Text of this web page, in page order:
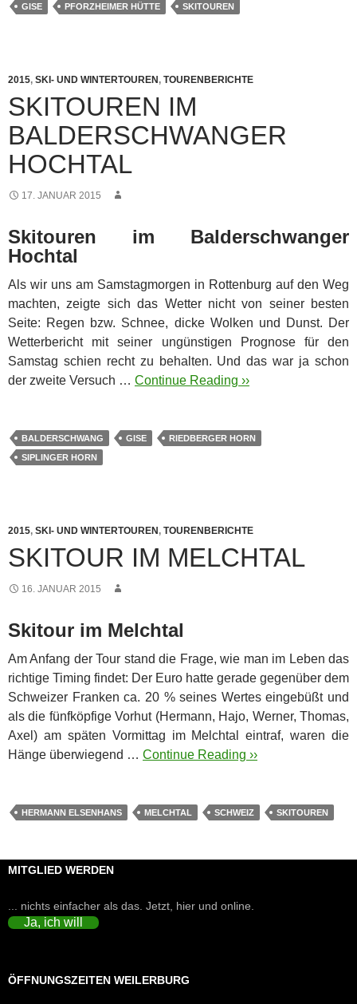
GISE PFORZHEIMER HÜTTE SKITOUREN
2015, SKI- UND WINTERTOUREN, TOURENBERICHTE
SKITOUREN IM
BALDERSCHWANGER
HOCHTAL
17. JANUAR 2015
Skitouren im Balderschwanger
Hochtal
Als wir uns am Samstagmorgen in Rottenburg auf den Weg
machten, zeigte sich das Wetter nicht von seiner besten
Seite: Regen bzw. Schnee, dicke Wolken und Dunst. Der
Wetterbericht mit seiner ungünstigen Prognose für den
Samstag schien recht zu behalten. Und das war ja schon
der zweite Versuch … Continue Reading ››
BALDERSCHWANG GISE
RIEDBERGER HORN
SIPLINGER HORN
2015, SKI- UND WINTERTOUREN, TOURENBERICHTE
SKITOUR IM MELCHTAL
16. JANUAR 2015
Skitour im Melchtal
Am Anfang der Tour stand die Frage, wie man im Leben das
richtige Timing findet: Der Euro hatte gerade gegenüber dem
Schweizer Franken ca. 20 % seines Wertes eingebüßt und
als die fünfköpfige Vorhut (Hermann, Hajo, Werner, Thomas,
Axel) am späten Vormittag im Melchtal eintraf, waren die
Hänge überwiegend … Continue Reading ››
HERMANN ELSENHANS MELCHTAL SCHWEIZ SKITOUREN
MITGLIED WERDEN
... nichts einfacher als das. Jetzt, hier und online.
Ja, ich will
ÖFFNUNGSZEITEN WEILERBURG